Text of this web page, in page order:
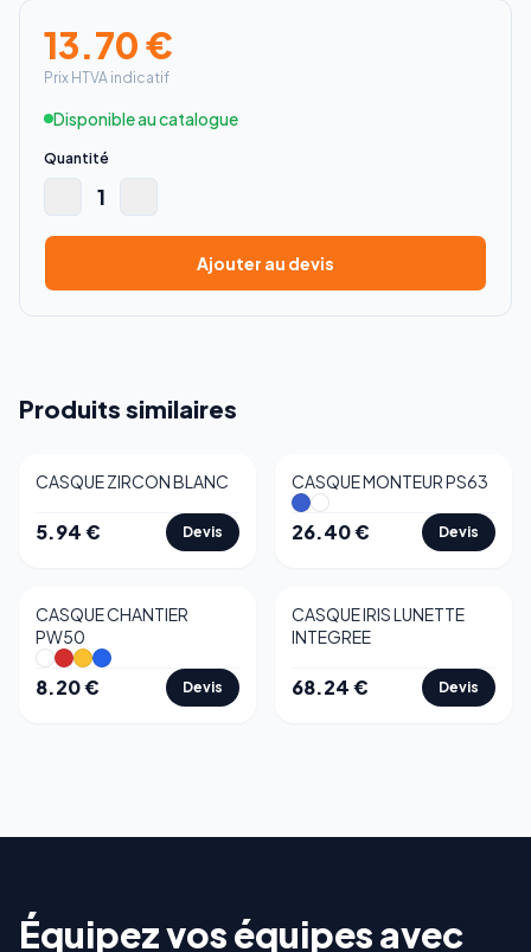
13.70€
Prix HTVA indicatif
Disponible au catalogue
Quantité
1
Ajouter au devis
Produits similaires
CASQUE ZIRCON BLANC
5.94€ Devis
CASQUE MONTEUR PS63
26.40€ Devis
CASQUE CHANTIER
PW50
8.20€ Devis
CASQUE IRIS LUNETTE
INTEGREE
68.24€ Devis
Équipez vos équipes avec